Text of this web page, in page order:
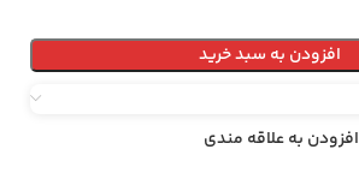
افزودن به سبد خرید
افزودن به علاقه مندی